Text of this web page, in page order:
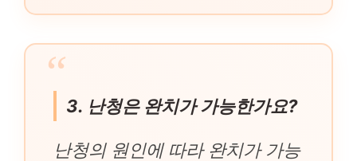
3. 난청은 완치가 가능한가요?
난청의 원인에 따라 완치가 가능